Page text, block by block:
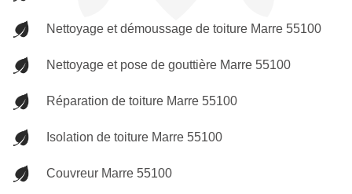
Nettoyage et démoussage de toiture Marre 55100
Nettoyage et pose de gouttière Marre 55100
Réparation de toiture Marre 55100
Isolation de toiture Marre 55100
Couvreur Marre 55100